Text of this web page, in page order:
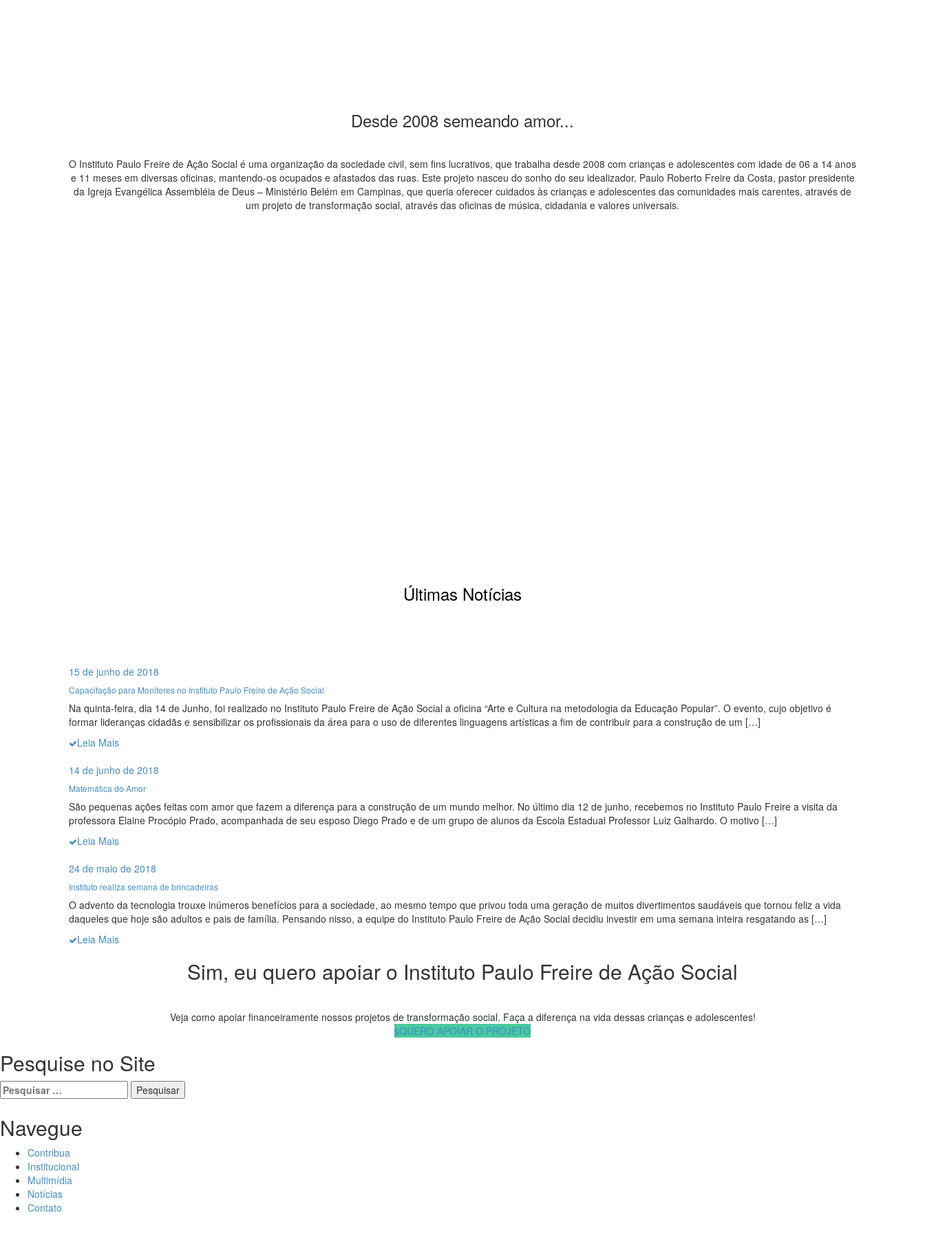
Desde 2008 semeando amor...
O Instituto Paulo Freire de Ação Social é uma organização da sociedade civil, sem fins lucrativos, que trabalha desde 2008 com crianças e adolescentes com idade de 06 a 14 anos
e 11 meses em diversas oficinas, mantendo-os ocupados e afastados das ruas. Este projeto nasceu do sonho do seu idealizador, Paulo Roberto Freire da Costa, pastor presidente
da Igreja Evangélica Assembléia de Deus – Ministério Belém em Campinas, que queria oferecer cuidados às crianças e adolescentes das comunidades mais carentes, através de
um projeto de transformação social, através das oficinas de música, cidadania e valores universais.
Últimas Notícias
15 de junho de 2018
Capacitação para Monitores no Instituto Paulo Freire de Ação Social
Na quinta-feira, dia 14 de Junho, foi realizado no Instituto Paulo Freire de Ação Social a oficina “Arte e Cultura na metodologia da Educação Popular”. O evento, cujo objetivo é
formar lideranças cidadãs e sensibilizar os profissionais da área para o uso de diferentes linguagens artísticas a fim de contribuir para a construção de um […]
Leia Mais
14 de junho de 2018
Matemática do Amor
São pequenas ações feitas com amor que fazem a diferença para a construção de um mundo melhor. No último dia 12 de junho, recebemos no Instituto Paulo Freire a visita da
professora Elaine Procópio Prado, acompanhada de seu esposo Diego Prado e de um grupo de alunos da Escola Estadual Professor Luiz Galhardo. O motivo […]
Leia Mais
24 de maio de 2018
Instituto realiza semana de brincadeiras
O advento da tecnologia trouxe inúmeros benefícios para a sociedade, ao mesmo tempo que privou toda uma geração de muitos divertimentos saudáveis que tornou feliz a vida
daqueles que hoje são adultos e pais de família. Pensando nisso, a equipe do Instituto Paulo Freire de Ação Social decidiu investir em uma semana inteira resgatando as […]
Leia Mais
Sim, eu quero apoiar o Instituto Paulo Freire de Ação Social
Veja como apoiar financeiramente nossos projetos de transformação social. Faça a diferença na vida dessas crianças e adolescentes!
QUERO APOIAR O PROJETO
Pesquise no Site
Pesquisar
por:
Navegue
Contribua
Institucional
Multimídia
Notícias
Contato